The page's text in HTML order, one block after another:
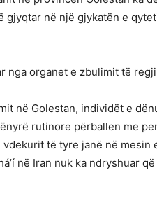
gjyqtar në një gjykatën e
nga organet e zbulimit të
në Golestan, individët e
rutinore përballen me
të tyre janë në mesin
në Iran nuk ka ndryshuar